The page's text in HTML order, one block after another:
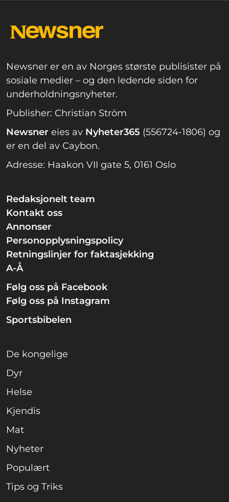
Newsner er en av Norges største publisister på
sosiale medier – og den ledende siden for
underholdningsnyheter.
Publisher: Christian Ström
Newsner eies av Nyheter365 (556724-1806) og
er en del av Caybon.
Adresse: Haakon VII gate 5, 0161 Oslo
Redaksjonelt team
Kontakt oss
Annonser
Personopplysningspolicy
Retningslinjer for faktasjekking
A-Å
Følg oss på Facebook
Følg oss på Instagram
Sportsbibelen
De kongelige
Dyr
Helse
Kjendis
Mat
Nyheter
Populært
Tips og Triks